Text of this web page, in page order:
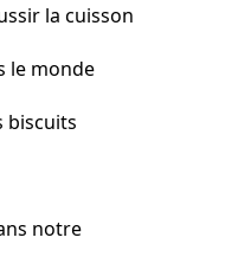
la cuisson
le monde
biscuits
notre